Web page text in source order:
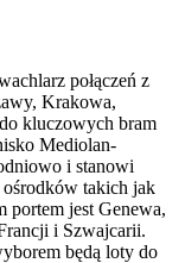
połączeń z
Krakowa,
kluczowych bram
Mediolan-
i stanowi
takich jak
jest Genewa,
i Szwajcarii.
będą loty do